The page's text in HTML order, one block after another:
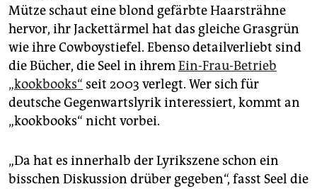
Mütze schaut eine blond gefärbte Haarsträhne
hervor, ihr Jackettärmel hat das gleiche Grasgrün
wie ihre Cowboystiefel. Ebenso detailverliebt sind
die Bücher, die Seel in ihremEin-Frau-Betrieb
„kookbooks“ seit 2003 verlegt. Wer sich für
deutsche Gegenwartslyrik interessiert, kommt an
„kookbooks“ nicht vorbei.
„Da hat es innerhalb der Lyrikszene schon ein
bisschen Diskussion drüber gegeben“, fasst Seel die